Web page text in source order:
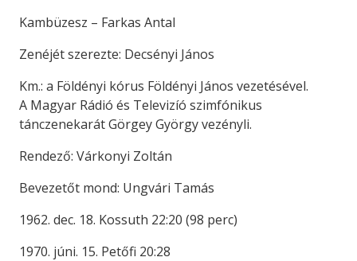
Kambüzesz – Farkas Antal
Zenéjét szerezte: Decsényi János
Km.: a Földényi kórus Földényi János vezetésével.
A Magyar Rádió és Televizíó szimfónikus
tánczenekarát Görgey György vezényli.
Rendező: Várkonyi Zoltán
Bevezetőt mond: Ungvári Tamás
1962. dec. 18. Kossuth 22:20 (98 perc)
1970. júni. 15. Petőfi 20:28